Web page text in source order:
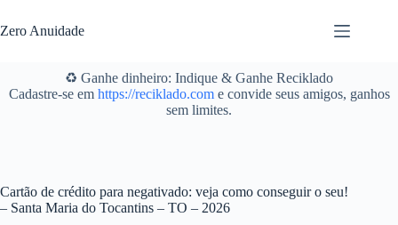
para
o
Zero Anuidade
♻️ Ganhe dinheiro: Indique & Ganhe Reciklado
Cadastre-se em https://reciklado.come convide seus amigos, ganhos
sem limites.
Cartão de crédito para negativado: veja como conseguir o seu!
– Santa Maria do Tocantins – TO – 2026